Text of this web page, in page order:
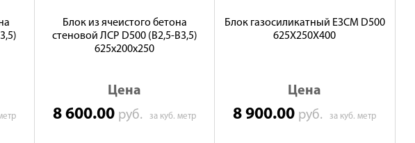
Блок из ячеистого бетона
стеновой ЛСР D500 (В2,5-B3,5)
625х200х250
Цена
8 600.00 руб.за куб. метр
Блок газосиликатный ЕЗСМ D500
625X250X400
Цена
8 900.00 руб.за куб. метр